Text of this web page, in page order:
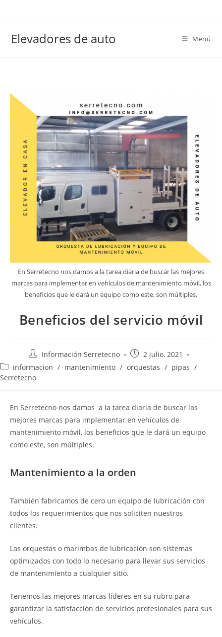
Elevadores de auto Menú
En Serretecno nos damos a la tarea diaria de buscar las mejores
marcas para implementar en vehículos de mantenimiento móvil, los
beneficios que le dará un equipo como este, son múltiples.
Beneficios del servicio móvil
Información Serretecno
2 julio, 2021
informacion / mantenimiento / orquestas / pipas /
Serretecno
En Serretecno nos damos a la tarea diaria de buscar las
mejores marcas para implementar en vehículos de
mantenimiento móvil, los beneficios que le dará un equipo
como este, son múltiples.
Mantenimiento a la orden
También fabricamos de cero un equipo de lubricación con
todos los requerimientos que nos soliciten nuestros
clientes.
Las orquestas o marimbas de lubricación son sistemas
optimizados con todo lo necesario para llevar sus servicios
de mantenimiento a cualquier sitio.
Tenemos las mejores marcas líderes en su rubro para
garantizar la satisfacción de servicios profesionales para sus
vehículos.